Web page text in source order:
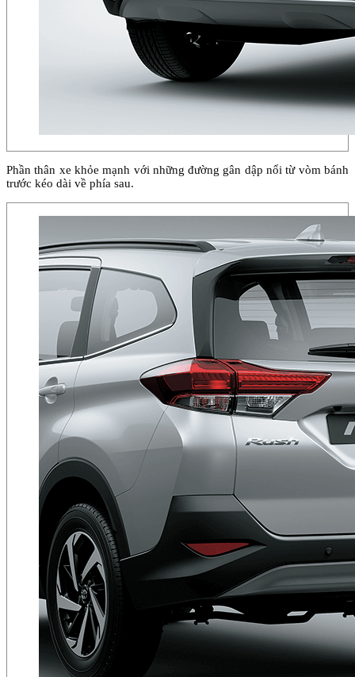
Phần thân xe khỏe mạnh với những đường gân dập nổi từ vòm bánh
trước kéo dài về phía sau.